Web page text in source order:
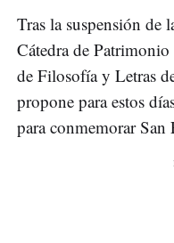
Tras la suspensión de
Cátedra de
de Filosofía y Letras
propone para estos
para conmemorar San